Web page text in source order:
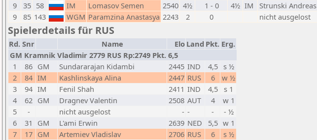
9
35 58 IM Lomasov Semen 2540 4½ 1 - 0 4½ IM Strunski Andreas
9
85 143 WGM Paramzina Anastasya 2243 2 0 nicht ausgelost
Spielerdetails für RUS
Rd. Snr Name Elo Land Pkt. Erg.
GM Kramnik Vladimir 2779 RUS Rp:2749 Pkt. 6,5
1
86 GM Sundararajan Kidambi 2445 IND 4,5
s ½
2
84 IM Kashlinskaya Alina 2447 RUS 6
w ½
3
94 IM Fenil Shah 2411 IND 4,5
s 1
4
62 GM Dragnev Valentin 2508 AUT 4
w 1
5
- nicht ausgelost - - -
- ½
6
31 GM L'ami Erwin 2639 NED 5,5 w 1
7
17 GM Artemiev Vladislav 2706 RUS 6
s ½